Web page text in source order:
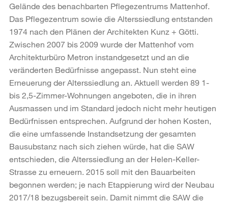
Gelände des benachbarten Pflegezentrums Mattenhof.
Das Pflegezentrum sowie die Alterssiedlung entstanden
1974 nach den Plänen der Architekten Kunz + Götti.
Zwischen 2007 bis 2009 wurde der Mattenhof vom
Architekturbüro Metron instandgesetzt und an die
veränderten Bedürfnisse angepasst. Nun steht eine
Erneuerung der Alterssiedlung an. Aktuell werden 89 1-
bis 2,5-Zimmer-Wohnungen angeboten, die in ihren
Ausmassen und im Standard jedoch nicht mehr heutigen
Bedürfnissen entsprechen. Aufgrund der hohen Kosten,
die eine umfassende Instandsetzung der gesamten
Bausubstanz nach sich ziehen würde, hat die SAW
entschieden, die Alterssiedlung an der Helen-Keller-
Strasse zu erneuern. 2015 soll mit den Bauarbeiten
begonnen werden; je nach Etappierung wird der Neubau
2017/18 bezugsbereit sein. Damit nimmt die SAW die